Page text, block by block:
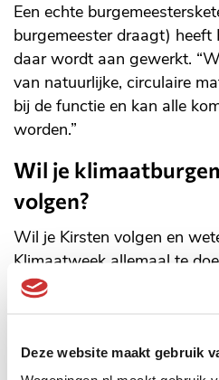
Deze website maakt gebruik
Een echte
burgemeester draagt) heeft
daar wordt aan gewerkt.
van natuurlijke, circulaire
bij de functie en kan alle
worden.”
Wil je
volgen?
Wil je Kirsten volgen en
Klimaatweek allemaal te
van wageningenduurzaam.nl
Kirsten zit op Instagram ,
Facebook
met